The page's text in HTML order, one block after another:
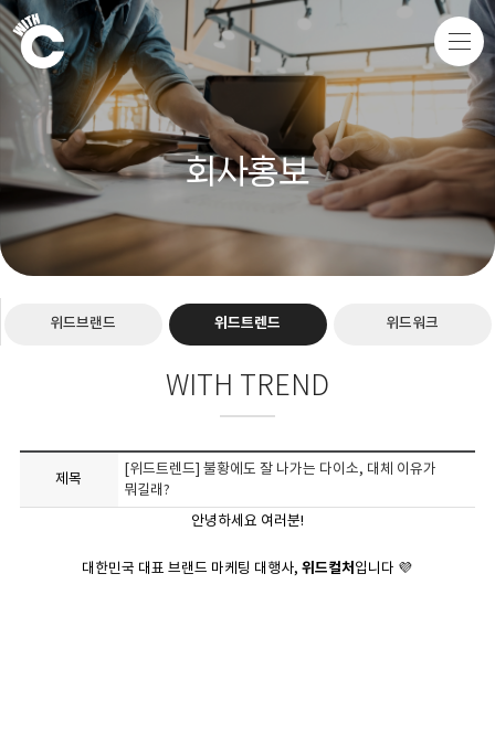
회사홍보
위드브랜드 위드트렌드 위드워크
WITH TREND
제목
[위드트렌드] 불황에도 잘 나가는 다이소, 대체 이유가
뭐길래?
안녕하세요 여러분!
대한민국 대표 브랜드 마케팅 대행사,위드컬처 입니다 💜